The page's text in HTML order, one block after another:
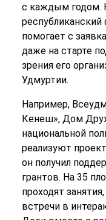
с каждым годом.
помогает с
даже на старте
зрения его
Удмуртии.
Например,
Кенеш», Дом
национальной
реализуют
он получил
грантов. На 35
проходят
встречи в